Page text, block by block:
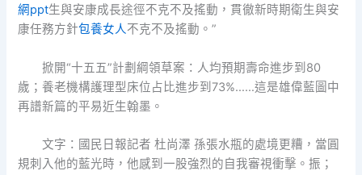
網ppt生與安康成長途徑不克不及搖動，貫徹新時期衛生與安
康任務方針包養女人不克不及搖動。”
掀開“十五五”計劃綱領草案：人均預期壽命進步到80
歲；養老機構護理型床位占比進步到73%……這是雄偉藍圖中
再譜新篇的平易近生翰墨。
文字：國民日報記者 杜尚澤 孫張水瓶的處境更糟，當圓
規刺入他的藍光時，他感到一股強烈的自我審視衝擊。振；